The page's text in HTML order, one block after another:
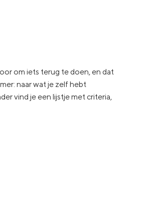
om iets terug te doen, en dat
naar wat je zelf hebt
vind je een lijstje met criteria,